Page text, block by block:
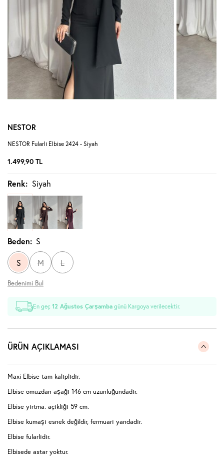
NESTOR
NESTOR Fularlı Elbise 2424 - Siyah
1.499,90 TL
Renk: Siyah
Beden: S
S M L
Bedenimi Bul
En geç12 Ağustos Çarşamba günü Kargoya verilecektir.
ÜRÜN AÇIKLAMASI
Maxi Elbise tam kalıplıdır.
Elbise omuzdan aşağı 146 cm uzunluğundadır.
Elbise yırtma. açıklığı 59 cm.
Elbise kumaşı esnek değildir, fermuarı yandadır.
Elbise fularlıdır.
Elbisede astar yoktur.